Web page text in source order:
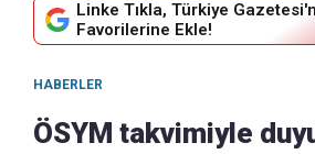
Linke Tıkla, Türkiye
Favorilerine Ekle!
HABERLER
ÖSYM takvimiyle